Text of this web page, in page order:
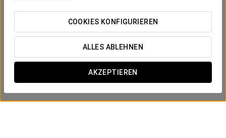
COOKIES KONFIGURIEREN
ALLES ABLEHNEN
AKZEPTIEREN